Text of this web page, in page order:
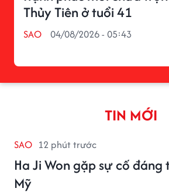
Thủy Tiên ở tuổi 41
SAO 04/08/2026 - 05:43
TIN MỚI
SAO 12 phút trước
Ha Ji Won gặp sự cố đáng
Mỹ